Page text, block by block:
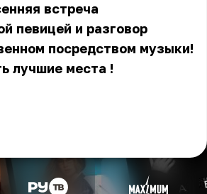
встреча
певицей и разговор
посредством музыки!
лучшие места !